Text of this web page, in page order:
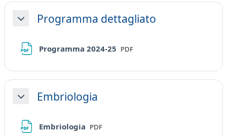
MinimizzaProgramma dettagliato
Programma 2024-25 File
PDF
MinimizzaEmbriologia
Embriologia File
PDF